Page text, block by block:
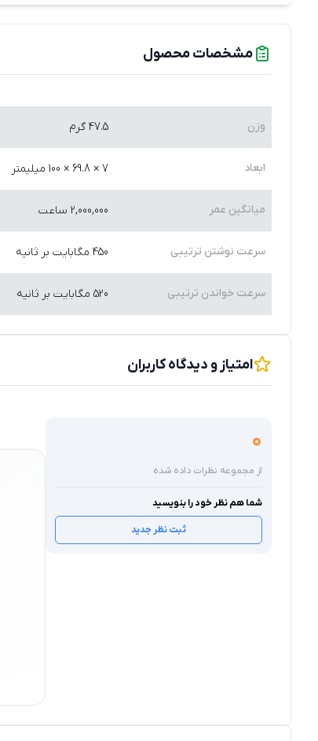
مشخصات محصول
وزن 47.5 گرم
ابعاد 7 × 69.8 × 100 میلیمتر
میانگین عمر 2,000,000 ساعت
سرعت نوشتن ترتیبى 450 مگابایت بر ثانیه
سرعت خواندن ترتیبى 520 مگابایت بر ثانیه
امتیاز و دیدگاه کاربران
0
از مجموعه نظرات داده شده
شما هم نظر خود را بنویسید
ثبت نظر جدید